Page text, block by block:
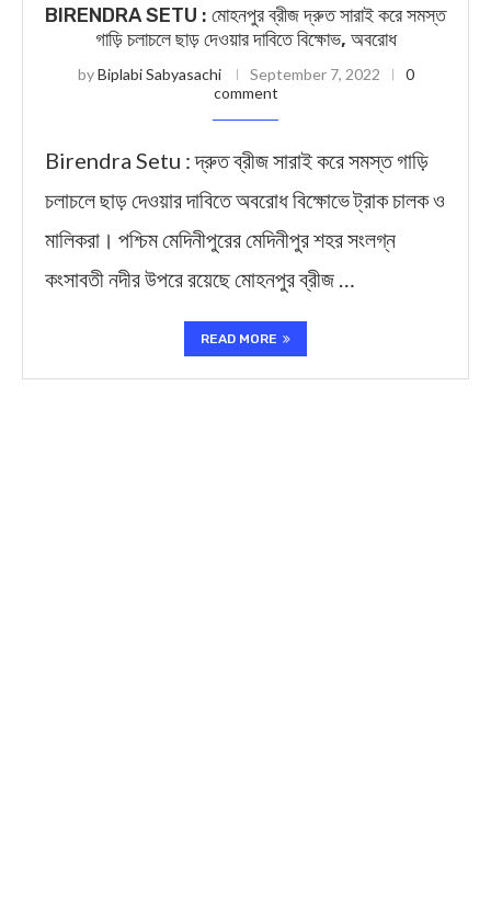
BIRENDRA SETU : মোহনপুর ব্রীজ দ্রুত সারাই করে সমস্ত
গাড়ি চলাচলে ছাড় দেওয়ার দাবিতে বিক্ষোভ, অবরোধ
byBiplabi Sabyasachi September 7, 2022
0
comment
Birendra Setu : দ্রুত ব্রীজ সারাই করে সমস্ত গাড়ি
চলাচলে ছাড় দেওয়ার দাবিতে অবরোধ বিক্ষোভে ট্রাক চালক ও
মালিকরা। পশ্চিম মেদিনীপুরের মেদিনীপুর শহর সংলগ্ন
কংসাবতী নদীর উপরে রয়েছে মোহনপুর ব্রীজ …
READ MORE